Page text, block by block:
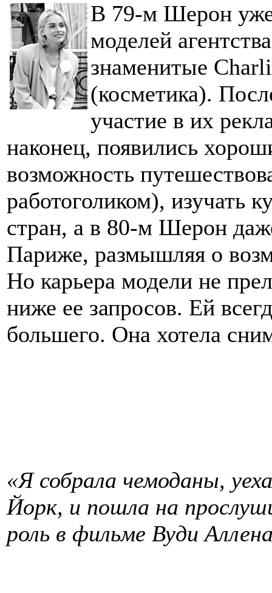
В 79-м Шерон уже
моделей
знаменитые
(косметика).
участие в их
наконец, появились
возможность
работоголиком), изучать
стран, а в 80-м Шерон
Париже, размышляя о
Но карьера модели не
ниже ее запросов. Ей
большего. Она хотела
«Я собрала чемоданы,
Йорк, и пошла на
роль в фильме Вуди